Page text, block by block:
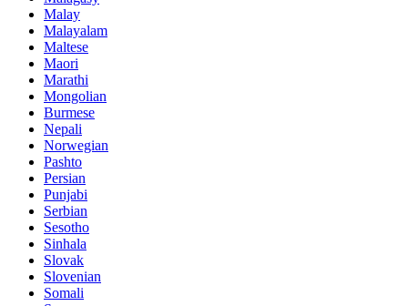
Malay
Malayalam
Maltese
Maori
Marathi
Mongolian
Burmese
Nepali
Norwegian
Pashto
Persian
Punjabi
Serbian
Sesotho
Sinhala
Slovak
Slovenian
Somali